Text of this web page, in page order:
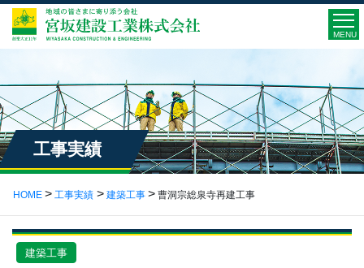
MENU
工事実績
HOME 工事実績 建築工事 曹洞宗総泉寺再建工事
建築工事